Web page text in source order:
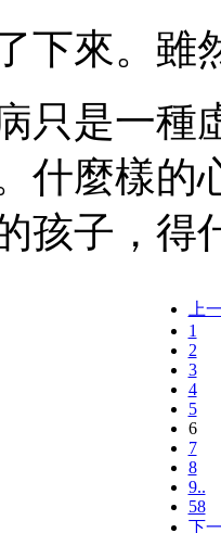
下來。雖
只是一種
什麼樣的
孩子，得
上
1
2
3
4
5
6
7
8
9..
58
下